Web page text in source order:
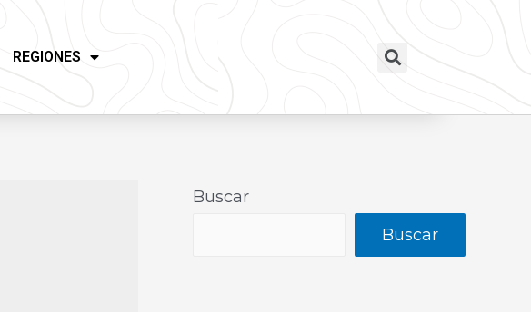
REGIONES
Buscar
Buscar